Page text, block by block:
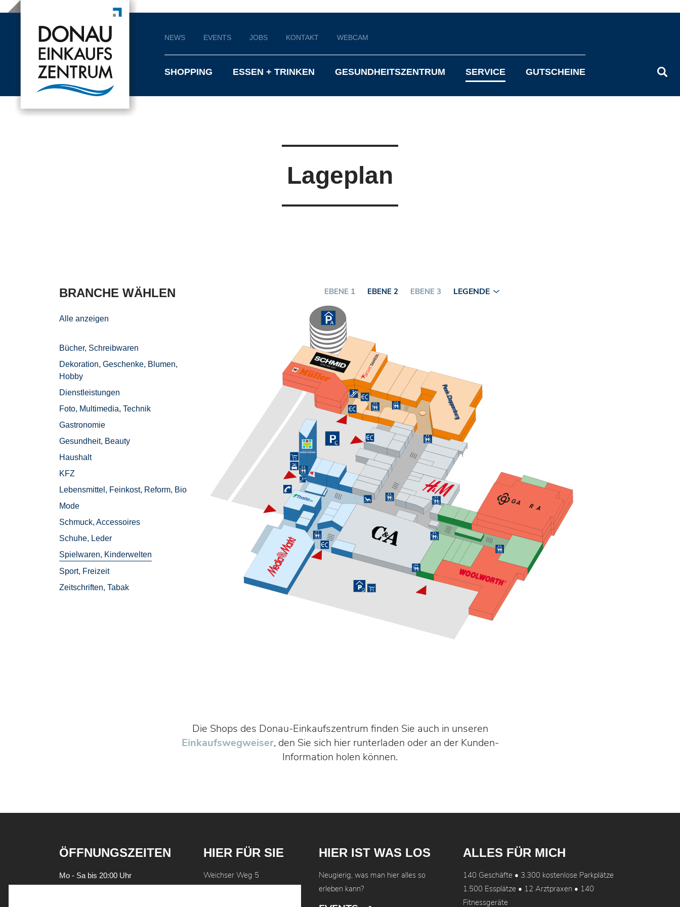
NEWS EVENTS JOBS KONTAKT WEBCAM
SHOPPING ESSEN + TRINKEN GESUNDHEITSZENTRUM SERVICE GUTSCHEINE
Lageplan
BRANCHE WÄHLEN
Alle anzeigen
Bücher, Schreibwaren
Dekoration, Geschenke, Blumen,
Hobby
Dienstleistungen
Foto, Multimedia, Technik
Gastronomie
Gesundheit, Beauty
Haushalt
KFZ
Lebensmittel, Feinkost, Reform, Bio
Mode
Schmuck, Accessoires
Schuhe, Leder
Spielwaren, Kinderwelten
Sport, Freizeit
Zeitschriften, Tabak
EBENE 1 EBENE 2 EBENE 3 LEGENDE
Die Shops des Donau-Einkaufszentrum finden Sie auch in unseren
Einkaufswegweiser, den Sie sich hier runterladen oder an der Kunden-
Information holen können.
ÖFFNUNGSZEITEN
Mo - Sa bis 20:00 Uhr
HIER FÜR SIE
Weichser Weg 5
HIER IST WAS LOS
Neugierig, was man hier alles so
erleben kann?
ALLES FÜR MICH
140 Geschäfte • 3.300 kostenlose Parkplätze
1.500 Essplätze • 12 Arztpraxen • 140
Fitnessgeräte